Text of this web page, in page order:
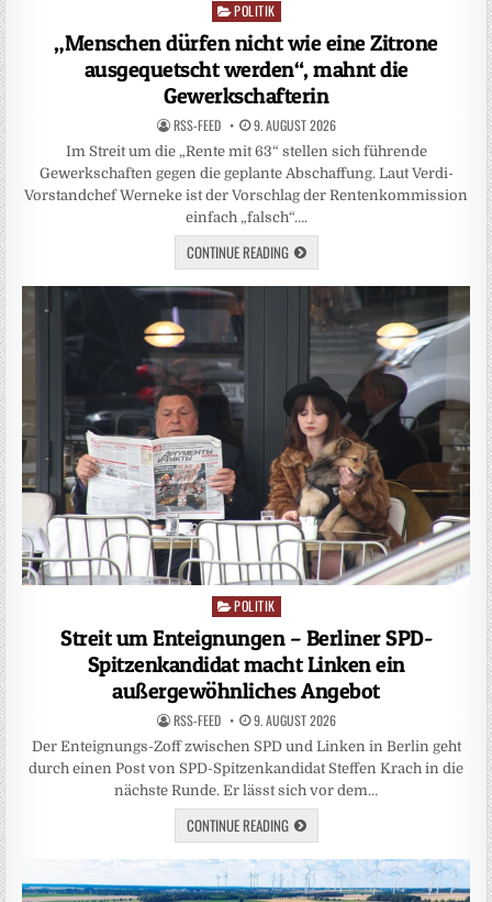
Posted
POLITIK
„Menschen dürfen nicht wie eine Zitrone
ausgequetscht werden“, mahnt die
Gewerkschafterin
RSS-FEED 9. AUGUST 2026
Im Streit um die „Rente mit 63“ stellen sich führende
Gewerkschaften gegen die geplante Abschaffung. Laut Verdi-
Vorstandchef Werneke ist der Vorschlag der Rentenkommission
einfach „falsch“….
CONTINUE READING
Posted
POLITIK
Streit um Enteignungen – Berliner SPD-
Spitzenkandidat macht Linken ein
außergewöhnliches Angebot
RSS-FEED 9. AUGUST 2026
Der Enteignungs-Zoff zwischen SPD und Linken in Berlin geht
durch einen Post von SPD-Spitzenkandidat Steffen Krach in die
nächste Runde. Er lässt sich vor dem…
CONTINUE READING